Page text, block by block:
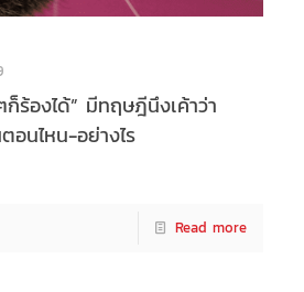
ร้องได้” มีทฤษฎีนึงเค้าว่า
อนไหน-อย่างไร
Read more